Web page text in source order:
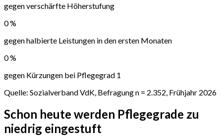
gegen verschärfte Höherstufung
0%
gegen halbierte Leistungen in den ersten Monaten
0%
gegen Kürzungen bei Pflegegrad 1
Quelle: Sozialverband VdK, Befragung n = 2.352, Frühjahr 2026
Schon heute werden Pflegegrade zu
niedrig eingestuft